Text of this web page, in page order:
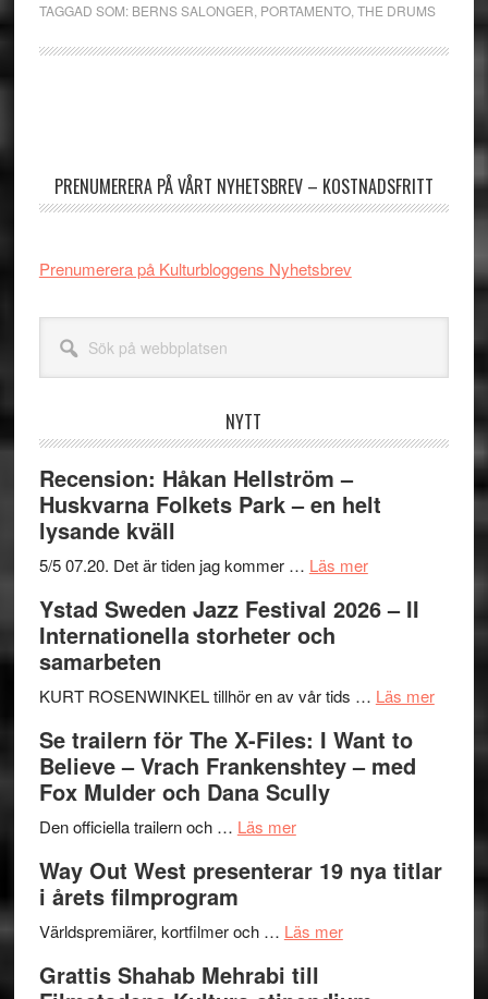
TAGGAD SOM: BERNS SALONGER PORTAMENTO, THE DRUMS
PRENUMERERA PÅ VÅRT NYHETSBREV – KOSTNADSFRITT
Prenumerera på Kulturbloggens Nyhetsbrev
webbplatsen
NYTT
Recension: Håkan Hellström –
Huskvarna Folkets Park – en helt
lysande kväll
5/5 07.20. Det är tiden jag kommer … Läs merom
Håkan
Huskvarna
Park
–
kväll
Ystad Sweden Jazz Festival 2026 – II
Internationella storheter och
samarbeten
KURT ROSENWINKEL tillhör en av vår tids … Läs merom
II
Se trailern för The X-Files: I Want to
Believe – Vrach Frankenshtey – med
Fox Mulder och Dana Scully
Den officiella trailern och … Läs merom
trailern
The
Files:
Way Out West presenterar 19 nya titlar
i årets filmprogram
Världspremiärer, kortfilmer och … Läs merom
Grattis Shahab Mehrabi till